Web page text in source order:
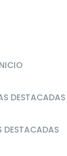
DESTACADAS
DESTACADAS